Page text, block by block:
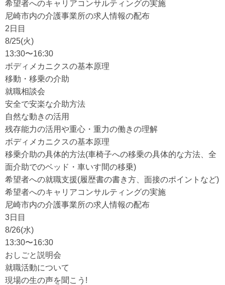
希望者へのキャリアコンサルティングの実施
尼崎市内の介護事業所の求人情報の配布
2日目
8/25(火)
13:30〜16:30
ボディメカニクスの基本原理
移動・移乗の介助
就職相談会
安全で安楽な介助方法
自然な動きの活用
残存能力の活用や重心・重力の働きの理解
ボディメカニクスの基本原理
移乗介助の具体的方法(車椅子への移乗の具体的な方法、全
面介助でのベッド・車いす間の移乗)
希望者への就職支援(履歴書の書き方、面接のポイントなど)
希望者へのキャリアコンサルティングの実施
尼崎市内の介護事業所の求人情報の配布
3日目
8/26(水)
13:30〜16:30
おしごと説明会
就職活動について
現場の生の声を聞こう!